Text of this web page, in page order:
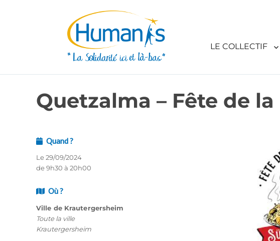
LE COLLECTIF
Quetzalma – Fête de
Quand ?
Le 29/09/2024
de 9h30 à 20h00
Où ?
Ville de Krautergersheim
Toute la ville
Krautergersheim